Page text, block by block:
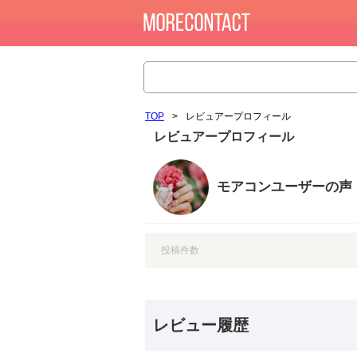
TOP > レビュアープロフィール
レビュアープロフィール
モアコンユーザーの声
投稿件数
レビュー履歴